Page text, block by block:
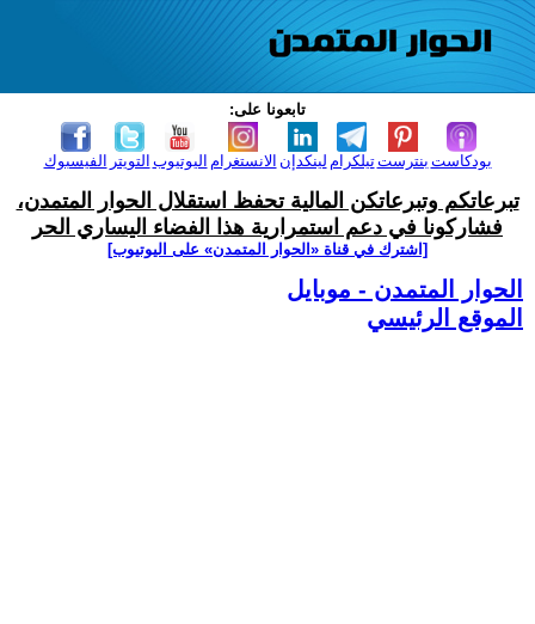
تابعونا على:
الفيسبوك التويتر اليوتيوب الانستغرام لينكدإن تيلكرامبنترست بودكاست
تبرعاتكم وتبرعاتكن المالية تحفظ استقلال الحوار المتمدن،
فشاركونا في دعم استمرارية هذا الفضاء اليساري الحر
[اشترك في قناة ‫«الحوار المتمدن» على اليوتيوب]
الحوار المتمدن - موبايل
الموقع الرئيسي